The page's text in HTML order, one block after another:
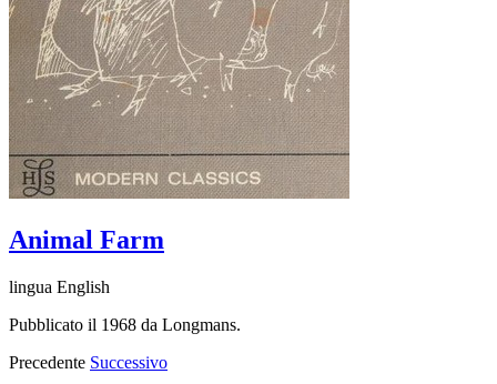
Animal Farm
lingua English
Pubblicato il 1968 da Longmans.
Precedente Successivo